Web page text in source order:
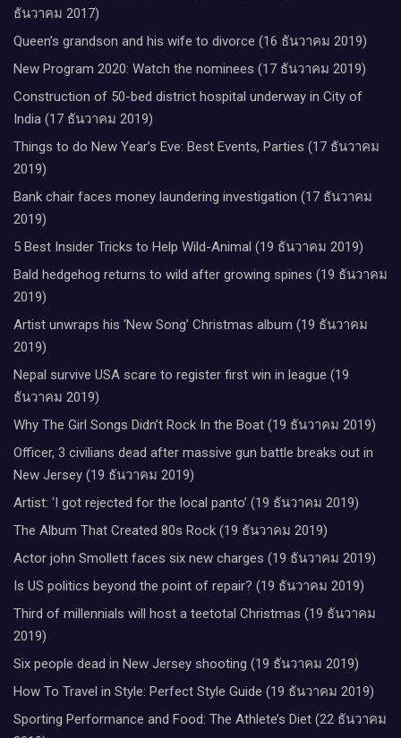
ธันวาคม 2017)
Queen’s grandson and his wife to divorce (16 ธันวาคม 2019)
New Program 2020: Watch the nominees (17 ธันวาคม 2019)
Construction of 50-bed district hospital underway in City of
India (17 ธันวาคม 2019)
Things to do New Year’s Eve: Best Events, Parties (17 ธันวาคม
2019)
Bank chair faces money laundering investigation (17 ธันวาคม
2019)
5 Best Insider Tricks to Help Wild-Animal (19 ธันวาคม 2019)
Bald hedgehog returns to wild after growing spines (19 ธันวาคม
2019)
Artist unwraps his ‘New Song’ Christmas album (19 ธันวาคม
2019)
Nepal survive USA scare to register first win in league (19
ธันวาคม 2019)
Why The Girl Songs Didn’t Rock In the Boat (19 ธันวาคม 2019)
Officer, 3 civilians dead after massive gun battle breaks out in
New Jersey (19 ธันวาคม 2019)
Artist: ‘I got rejected for the local panto’ (19 ธันวาคม 2019)
The Album That Created 80s Rock (19 ธันวาคม 2019)
Actor john Smollett faces six new charges (19 ธันวาคม 2019)
Is US politics beyond the point of repair? (19 ธันวาคม 2019)
Third of millennials will host a teetotal Christmas (19 ธันวาคม
2019)
Six people dead in New Jersey shooting (19 ธันวาคม 2019)
How To Travel in Style: Perfect Style Guide (19 ธันวาคม 2019)
Sporting Performance and Food: The Athlete’s Diet (22 ธันวาคม